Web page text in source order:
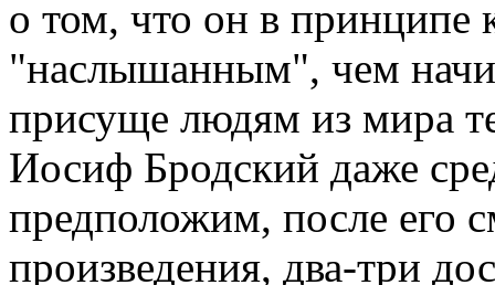
о том, что он в принципе
"наслышанным", чем
присуще людям из мира
Иосиф Бродский даже
предположим, после его
произведения, два-три